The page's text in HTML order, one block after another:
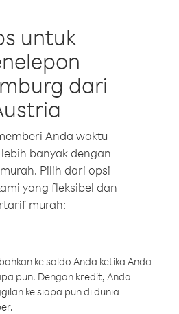
untuk
dari
Anda waktu
banyak dengan
Pilih dari opsi
yang fleksibel dan
murah:
ke saldo Anda ketika Anda
pun. Dengan kredit, Anda
ke siapa pun di dunia